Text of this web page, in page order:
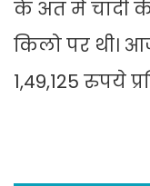
के अंत में चांदी
किलो पर थी।
1,49,125 रुपये